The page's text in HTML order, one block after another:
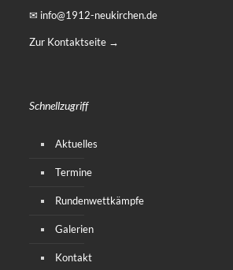
✉ info@1912-neukirchen.de
Zur Kontaktseite →
Schnellzugriff
Aktuelles
Termine
Rundenwettkämpfe
Galerien
Kontakt